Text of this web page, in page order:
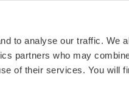
to analyse our traffic. We
partners who may
of their services. You will
Desde51,25